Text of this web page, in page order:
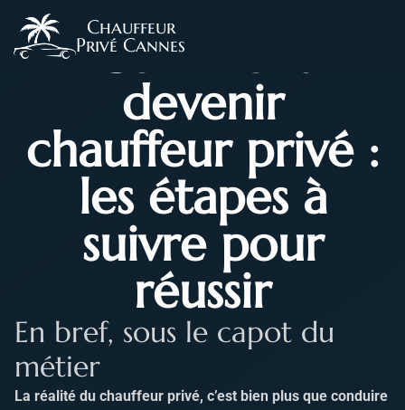
Chauffeur
Privé Cannes
Comment
devenir
chauffeur privé :
les étapes à
suivre pour
réussir
En bref, sous le capot du
métier
La réalité du chauffeur privé, c’est bien plus que conduire